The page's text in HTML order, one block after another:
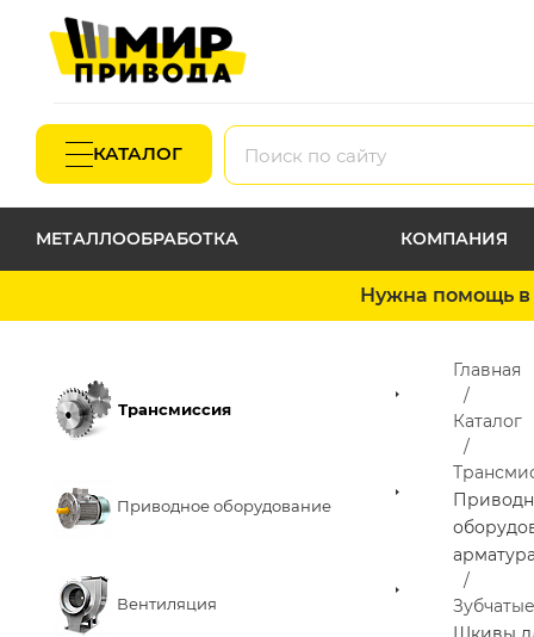
КАТАЛОГ
МЕТАЛЛООБРАБОТКА КОМПАНИЯ
Нужна помощь в
Трансмиссия
Приводное оборудование
Вентиляция
Главная
Каталог